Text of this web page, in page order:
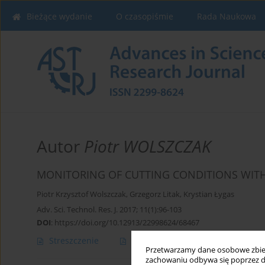
Przetwarzamy dane osobowe
zachowaniu odbywa się poprzez
Bieżące wydanie O czasopiśmie Rada Naukowa
Autor Piotr WOLSZCZAK
MONITORING OF CUTTING CONDITIONS
Piotr Krzysztof Wolszczak, Grzegorz Litak, Krystian Łygas
Adv. Sci. Technol. Res. J. 2017; 11(1):96-103
DOI: https://doi.org/10.12913/22998624/68467
Streszczenie